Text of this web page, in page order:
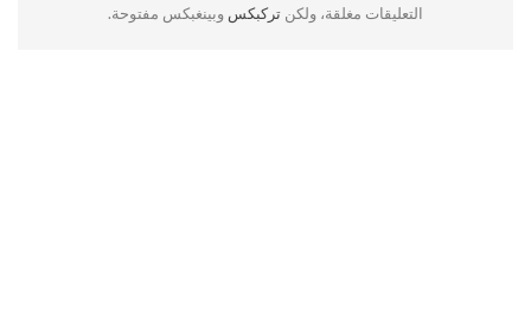
التعليقات مغلقة، ولكن تركبكس وبينغبكس مفتوحة.